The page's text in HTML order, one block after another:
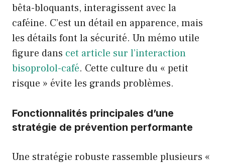
bêta-bloquants, interagissent avec la
caféine. C’est un détail en apparence, mais
les détails font la sécurité. Un mémo utile
figure dans cet article sur l’interaction
bisoprolol-café. Cette culture du « petit
risque » évite les grands problèmes.
Fonctionnalités principales d’une
stratégie de prévention performante
Une stratégie robuste rassemble plusieurs «